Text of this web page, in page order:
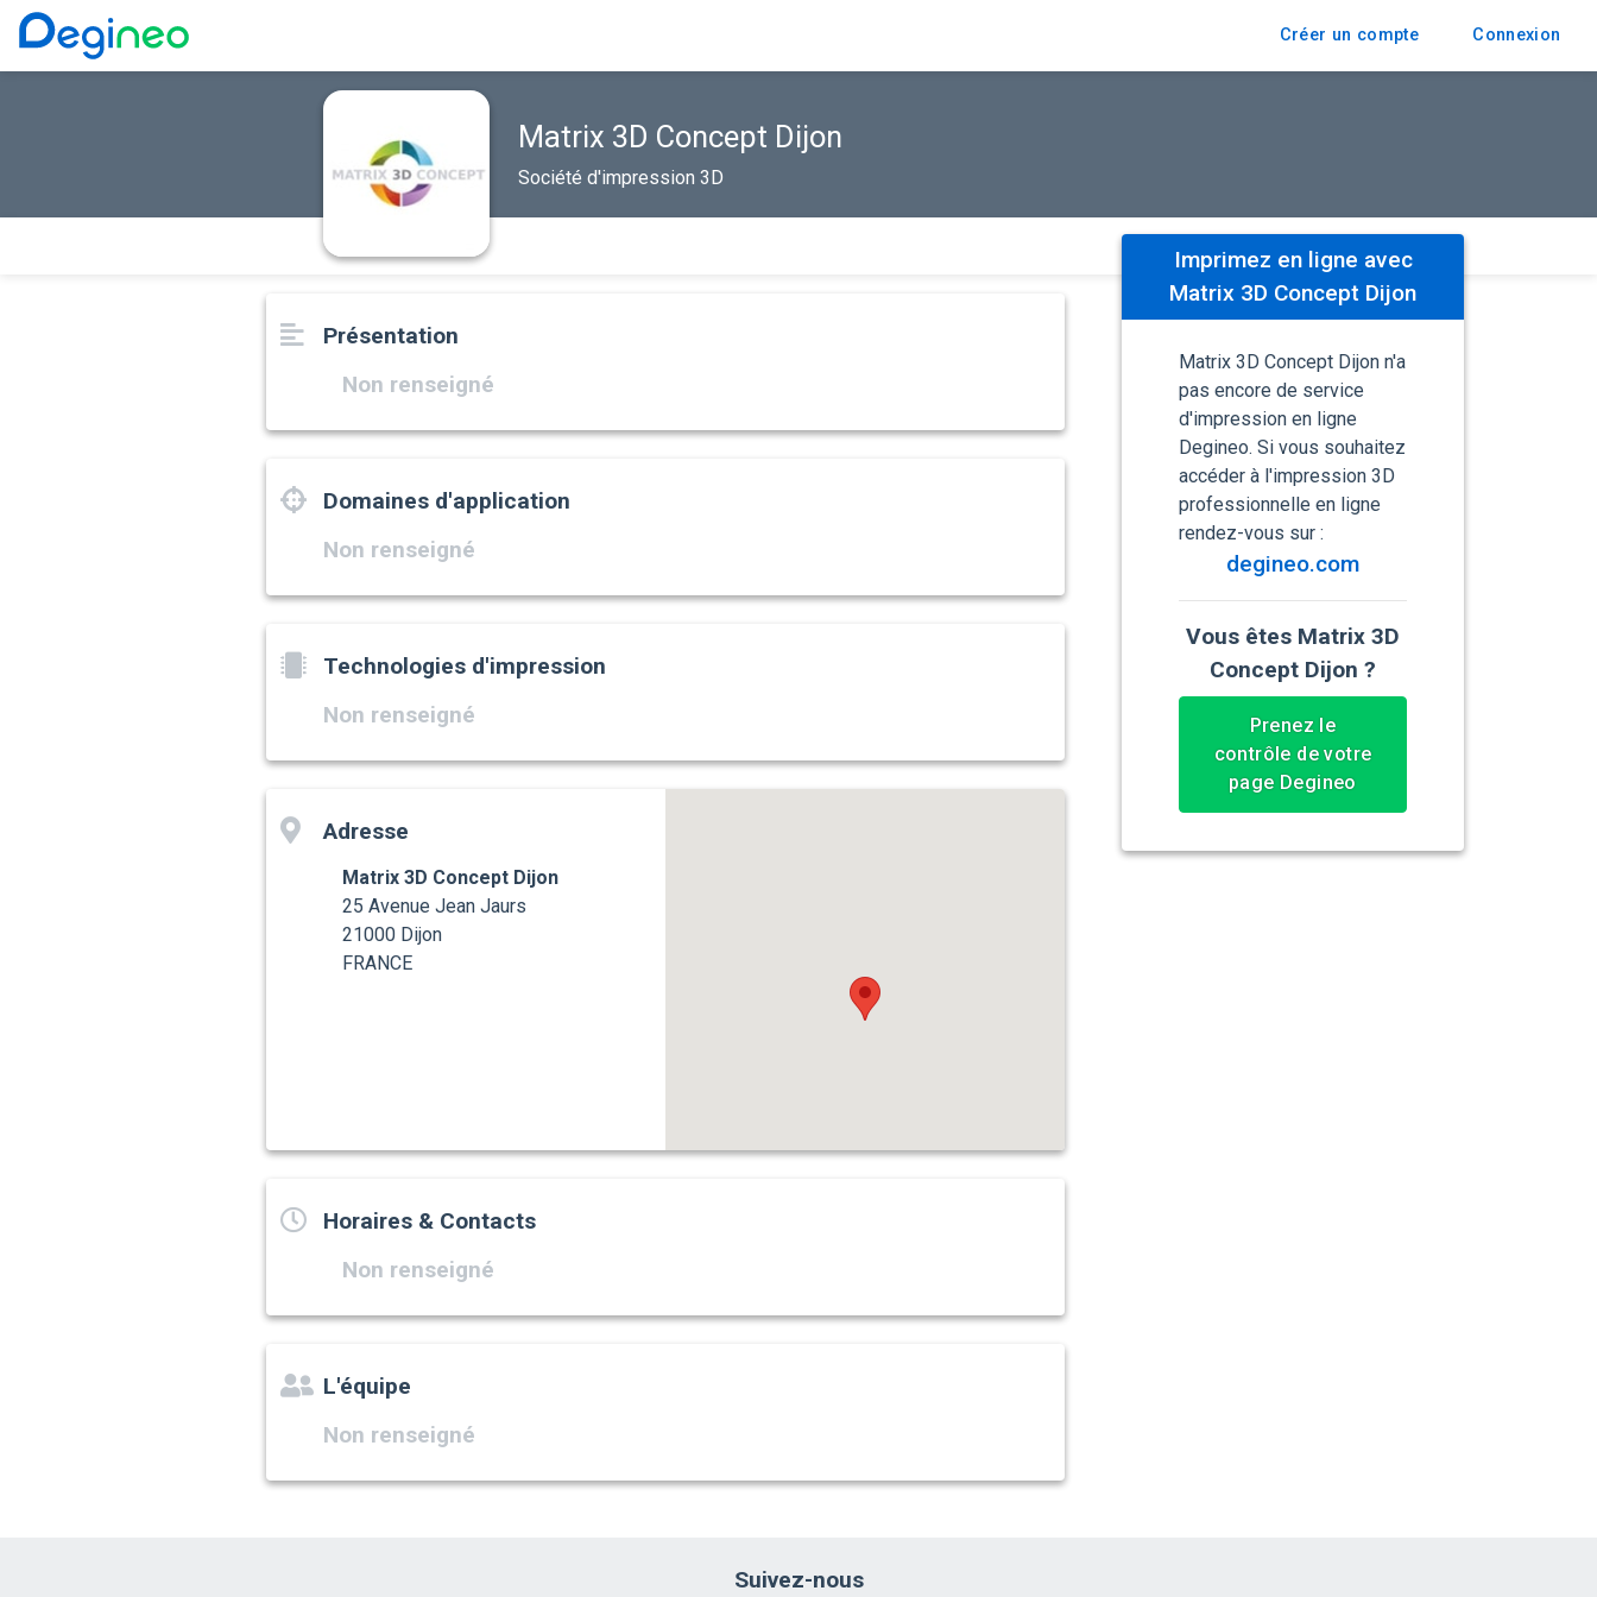
Créer un compte Connexion
Matrix 3D Concept Dijon
Société d'impression 3D
Présentation
Non renseigné
Domaines d'application
Non renseigné
Technologies d'impression
Non renseigné
Adresse
Matrix 3D Concept Dijon
25 Avenue Jean Jaurs
21000 Dijon
FRANCE
Horaires & Contacts
Non renseigné
L'équipe
Non renseigné
Imprimez en ligne avec
Matrix 3D Concept Dijon
Matrix 3D Concept Dijon n'a
pas encore de service
d'impression en ligne
Degineo. Si vous souhaitez
accéder à l'impression 3D
professionnelle en ligne
rendez-vous sur :
degineo.com
Vous êtes Matrix 3D
Concept Dijon ?
Prenez le
contrôle de votre
page Degineo
Suivez-nous